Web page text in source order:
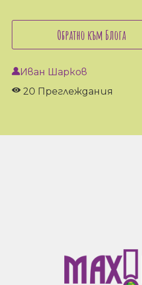
Обратно към Блога
Иван Шарков
20 Преглеждания